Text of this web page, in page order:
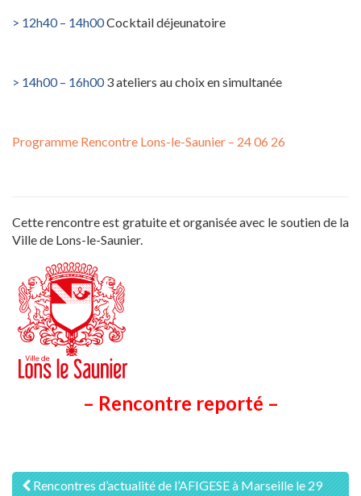
> 12h40 – 14h00Cocktail déjeunatoire
> 14h00 – 16h003 ateliers au choix en simultanée
Programme Rencontre Lons-le-Saunier – 24 06 26
Cette rencontre est gratuite et organisée avec le soutien de la
Ville de Lons-le-Saunier.
– Rencontre reporté –
Navigation
Rencontres d’actualité de l’AFIGESE à Marseille le 29